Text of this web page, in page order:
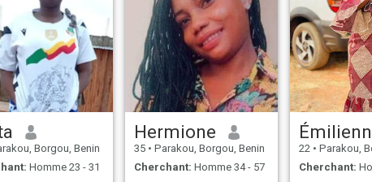
Borgou, Benin
Homme 23 - 31
Hermione
35 • Parakou, Borgou, Benin
Cherchant: Homme 34 - 57
22 • Parakou,
Cherchant: